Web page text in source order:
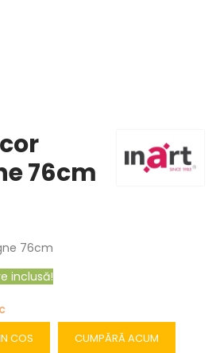
76cm
76cm
inclusă!
COS CUMPĂRĂ ACUM